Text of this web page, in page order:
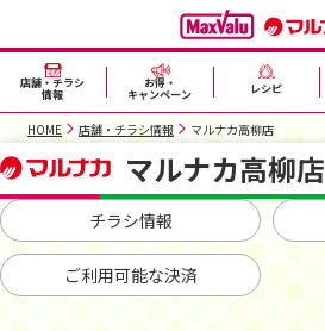
店舗・チラシ
情報
お得・
キャンペーン レシピ
HOME 店舗・チラシ情報 マルナカ高柳店
マルナカ高柳店
チラシ情報
ご利用可能な決済